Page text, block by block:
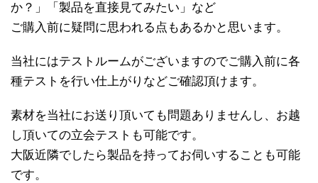
か？」「製品を直接見てみたい」など
ご購入前に疑問に思われる点もあるかと思います。
当社にはテストルームがございますのでご購入前に各
種テストを行い仕上がりなどご確認頂けます。
素材を当社にお送り頂いても問題ありませんし、お越
し頂いての立会テストも可能です。
大阪近隣でしたら製品を持ってお伺いすることも可能
です。